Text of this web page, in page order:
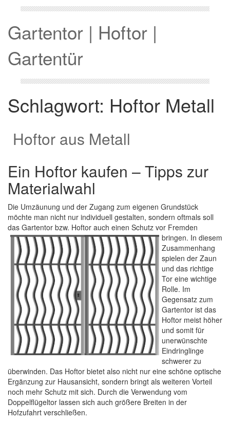
Gartentor | Hoftor |
Gartentür
Schlagwort: Hoftor Metall
Hoftor aus Metall
Ein Hoftor kaufen – Tipps zur
Materialwahl
Die Umzäunung und der Zugang zum eigenen Grundstück
möchte man nicht nur individuell gestalten, sondern oftmals soll
das Gartentor bzw. Hoftor auch einen Schutz vor Fremden
bringen. In diesem
Zusammenhang
spielen der Zaun
und das richtige
Tor eine wichtige
Rolle. Im
Gegensatz zum
Gartentor ist das
Hoftor meist höher
und somit für
unerwünschte
Eindringlinge
schwerer zu
überwinden. Das Hoftor bietet also nicht nur eine schöne optische
Ergänzung zur Hausansicht, sondern bringt als weiteren Vorteil
noch mehr Schutz mit sich. Durch die Verwendung vom
Doppelflügeltor lassen sich auch größere Breiten in der
Hofzufahrt verschließen.